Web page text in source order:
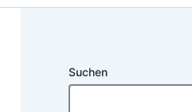
Suchen